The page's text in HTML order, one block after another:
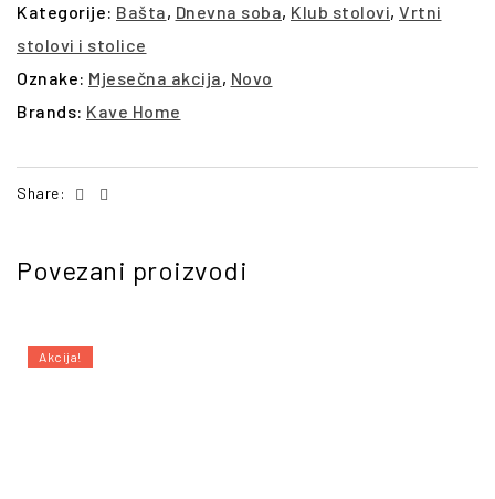
Kategorije: Bašta, Dnevna soba, Klub stolovi, Vrtni
stolovi i stolice
Oznake: Mjesečna akcija, Novo
Brands: Kave Home
Share: Facebook
Povezani proizvodi
Akcija!